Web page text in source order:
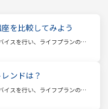
を比較してみよう
スを行い、ライフプランの設
ー。
ンドは？
スを行い、ライフプランの設
ー。